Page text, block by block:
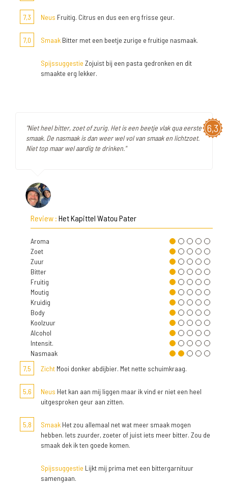
7,3 Neus Fruitig. Citrus en dus een erg frisse geur.
7,0 Smaak Bitter met een beetje zurige e fruitige nasmaak.
Spijssuggestie Zojuist bij een pasta gedronken en dit
smaakte erg lekker.
6,3
"Niet heel bitter, zoet of zurig. Het is een beetje vlak qua eerste
smaak. De nasmaak is dan weer wel vol van smaak en lichtzoet.
Niet top maar wel aardig te drinken."
Review : Het Kapittel Watou Pater
Aroma
Zoet
Zuur
Bitter
Fruitig
Moutig
Kruidig
Body
Koolzuur
Alcohol
Intensit.
Nasmaak
7,5
Zicht Mooi donker abdijbier. Met nette schuimkraag.
5,6 Neus Het kan aan mij liggen maar ik vind er niet een heel
uitgesproken geur aan zitten.
5,8 Smaak Het zou allemaal net wat meer smaak mogen
hebben. Iets zuurder, zoeter of juist iets meer bitter. Zou de
smaak dek ik ten goede komen.
Spijssuggestie Lijkt mij prima met een bittergarnituur
samengaan.